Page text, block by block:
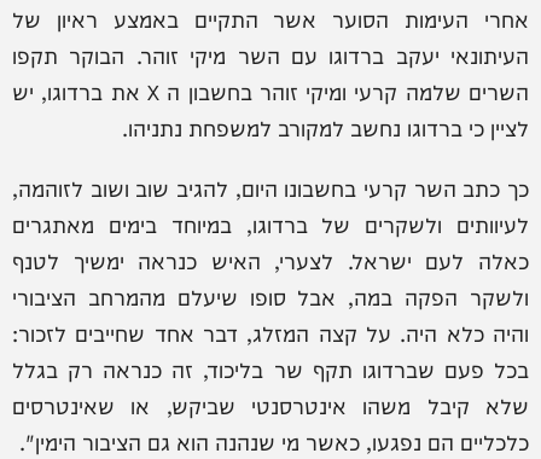
אחרי העימות הסוער אשר התקיים באמצע ראיון של
העיתונאי יעקב ברדוגו עם השר מיקי זוהר. הבוקר תקפו
השרים שלמה קרעי ומיקי זוהר בחשבון ה X את ברדוגו, יש
לציין כי ברדוגו נחשב למקורב למשפחת נתניהו.
כך כתב השר קרעי בחשבונו היום, להגיב שוב ושוב לזוהמה,
לעיוותים ולשקרים של ברדוגו, במיוחד בימים מאתגרים
כאלה לעם ישראל. לצערי, האיש כנראה ימשיך לטנף
ולשקר הפקה במה, אבל סופו שיעלם מהמרחב הציבורי
והיה כלא היה. על קצה המזלג, דבר אחד שחייבים לזכור:
בכל פעם שברדוגו תקף שר בליכוד, זה כנראה רק בגלל
שלא קיבל משהו אינטרסנטי שביקש, או שאינטרסים
כלכליים הם נפגעו, כאשר מי שנהנה הוא גם הציבור הימין".